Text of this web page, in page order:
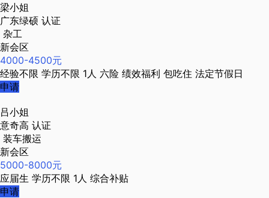
梁小姐
广东绿硕 认证
杂工
新会区
4000-4500元
经验不限 学历不限 1人 六险 绩效福利 包吃住 法定节假日
申请
吕小姐
意奇高 认证
装车搬运
新会区
5000-8000元
应届生 学历不限 1人 综合补贴
申请